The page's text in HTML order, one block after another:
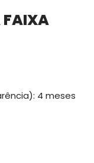
FAIXA
4 meses